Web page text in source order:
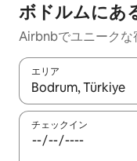
ボドルムにあ
Airbnbでユニークな
エリア
検索結果が表示され
チェックイン